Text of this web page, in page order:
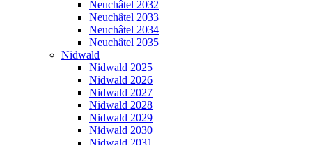
Neuchâtel 2032
Neuchâtel 2033
Neuchâtel 2034
Neuchâtel 2035
Nidwald
Nidwald 2025
Nidwald 2026
Nidwald 2027
Nidwald 2028
Nidwald 2029
Nidwald 2030
Nidwald 2031